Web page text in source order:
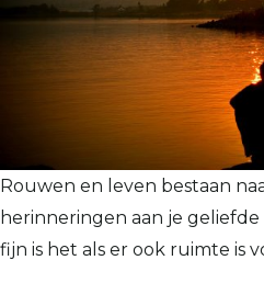
Rouwen en leven bestaan
herinneringen aan je
fijn is het als er ook ruimte is